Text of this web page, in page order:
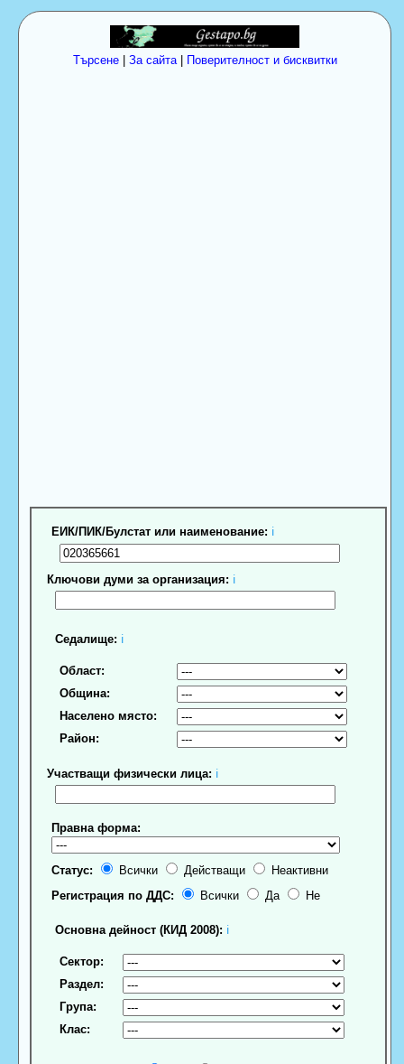
Търсене| За сайта| Поверителност и бисквитки
ЕИК/ПИК/Булстат или наименование: ℹ
Ключови думи за организация: ℹ
Седалище: ℹ
Област:
Община:
Населено място:
Район:
Участващи физически лица: ℹ
Правна форма:
Статус: Всички Действащи
Неактивни
Регистрация по ДДС:
Всички Да Не
Основна дейност (КИД 2008): ℹ
Сектор:
Раздел:
Група:
Клас: